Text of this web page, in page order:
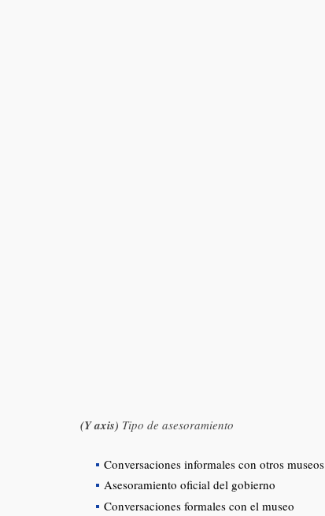
(Y axis) Tipo de asesoramiento
Conversaciones informales con otros museos
Asesoramiento oficial del gobierno
Conversaciones formales con el museo